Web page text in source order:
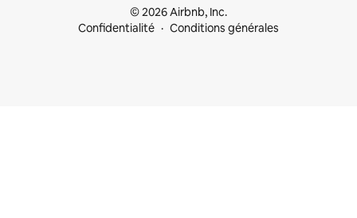
© 2026 Airbnb, Inc.
Confidentialité
Conditions générales